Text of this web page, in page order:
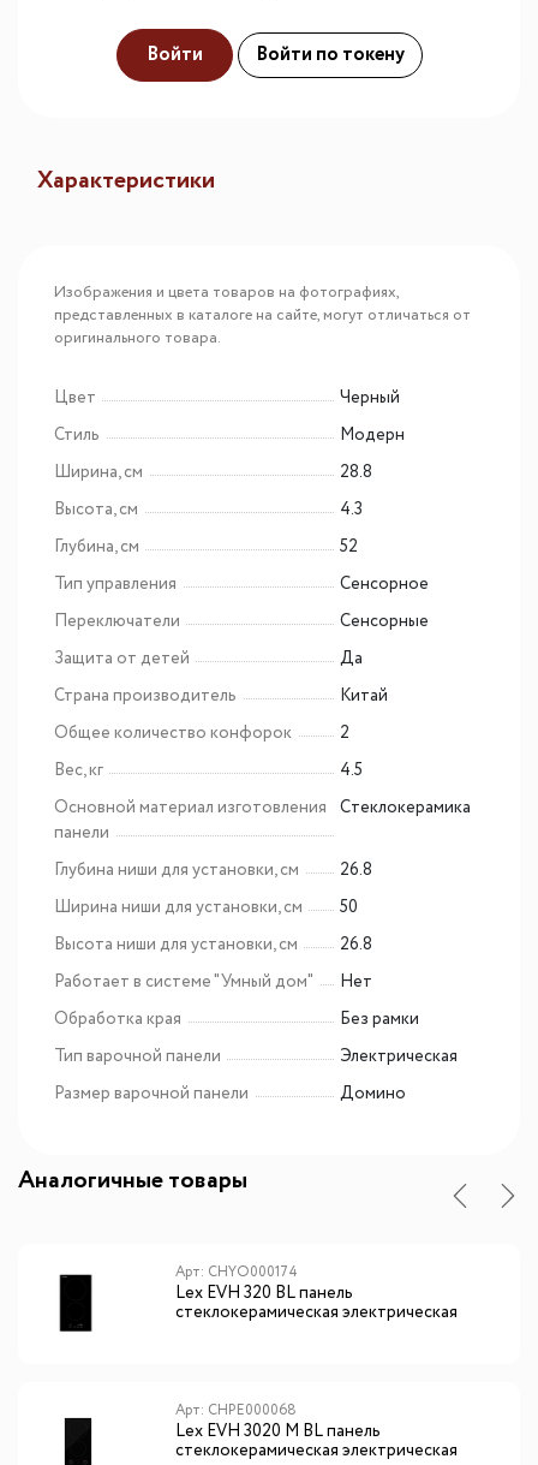
Войти Войти по токену
Характеристики
Изображения и цвета товаров на фотографиях,
представленных в каталоге на сайте, могут отличаться от
оригинального товара.
Цвет
Черный
Стиль
Модерн
Ширина, см
28.8
Высота, см
4.3
Глубина, см
52
Тип управления
Сенсорное
Переключатели
Сенсорные
Защита от детей
Да
Страна производитель
Китай
Общее количество конфорок
2
Вес, кг
4.5
Основной материал изготовления
панели
Cтеклокерамика
Глубина ниши для установки, см
26.8
Ширина ниши для установки, см
50
Высота ниши для установки, см
26.8
Работает в системе "Умный дом"
Нет
Обработка края
Без рамки
Тип варочной панели
Электрическая
Размер варочной панели
Домино
Аналогичные товары
Арт: CHYO000174
Lex EVH 320 BL панель
стеклокерамическая электрическая
Арт: CHPE000068
Lex EVH 3020 M BL панель
стеклокерамическая электрическая